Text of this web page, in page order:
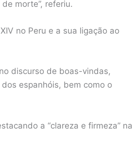
morte”, referiu.
no Peru e a sua ligação ao
discurso de boas-vindas,
espanhóis, bem como o
a “clareza e firmeza” na